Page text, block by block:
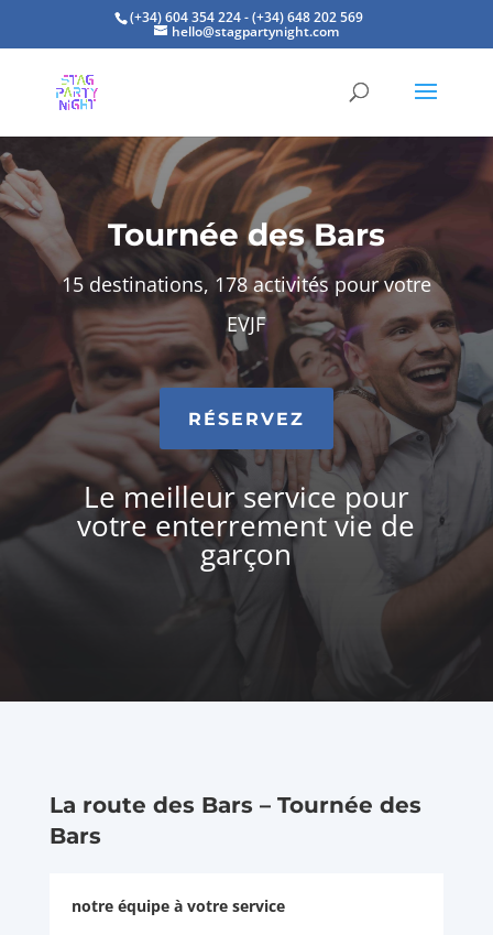
(+34) 604 354 224 - (+34) 648 202 569
hello@stagpartynight.com
Tournée des Bars
15 destinations, 178 activités pour votre
EVJF
RÉSERVEZ
Le meilleur service pour
votre enterrement vie de
garçon
La route des Bars – Tournée des
Bars
notre équipe à votre service